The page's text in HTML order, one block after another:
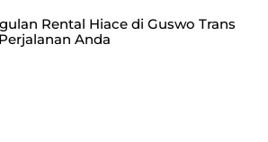
Rental Hiace di Guswo Trans
Anda